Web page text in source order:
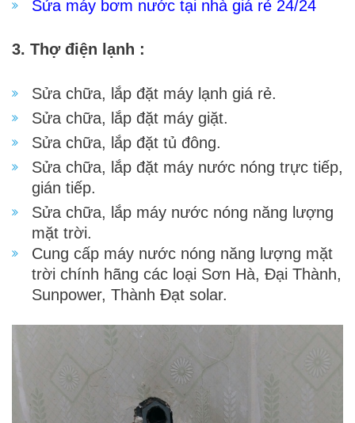
Sửa máy bơm nước tại nhà giá rẻ 24/24
3. Thợ điện lạnh :
Sửa chữa, lắp đặt máy lạnh giá rẻ.
Sửa chữa, lắp đặt máy giặt.
Sửa chữa, lắp đặt tủ đông.
Sửa chữa, lắp đặt máy nước nóng trực tiếp,
gián tiếp.
Sửa chữa, lắp máy nước nóng năng lượng
mặt trời.
Cung cấp máy nước nóng năng lượng mặt
trời chính hãng các loại Sơn Hà, Đại Thành,
Sunpower, Thành Đạt solar.